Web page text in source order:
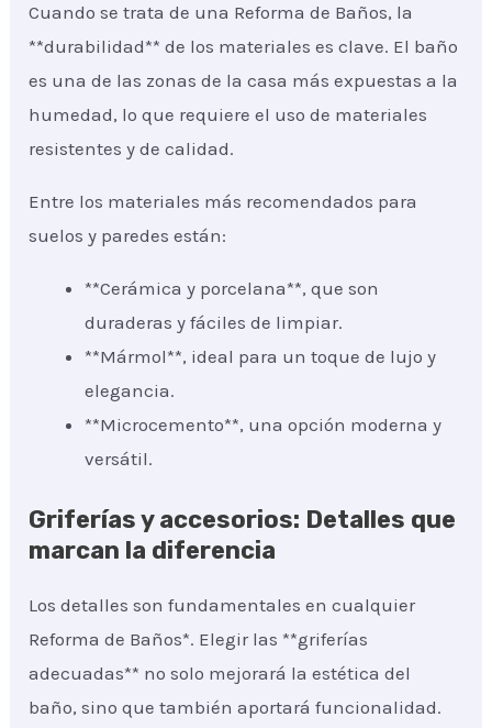
Cuando se trata de una Reforma de Baños, la
**durabilidad** de los materiales es clave. El baño
es una de las zonas de la casa más expuestas a la
humedad, lo que requiere el uso de materiales
resistentes y de calidad.
Entre los materiales más recomendados para
suelos y paredes están:
**Cerámica y porcelana**, que son
duraderas y fáciles de limpiar.
**Mármol**, ideal para un toque de lujo y
elegancia.
**Microcemento**, una opción moderna y
versátil.
Griferías y accesorios: Detalles que
marcan la diferencia
Los detalles son fundamentales en cualquier
Reforma de Baños*. Elegir las **griferías
adecuadas** no solo mejorará la estética del
baño, sino que también aportará funcionalidad.